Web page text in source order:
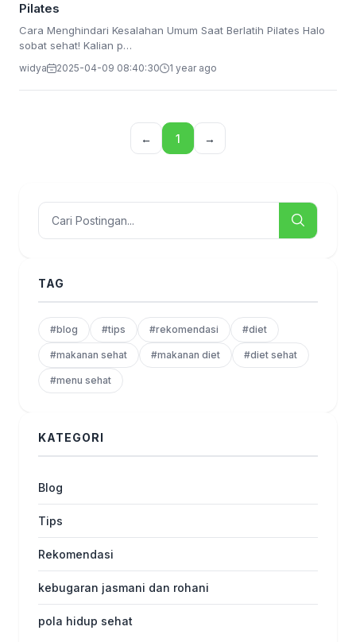
Pilates
Cara Menghindari Kesalahan Umum Saat Berlatih Pilates Halo
sobat sehat! Kalian p…
widya 2025-04-09 08:40:30 1 year ago
← 1 →
TAG
#blog #tips #rekomendasi #diet
#makanan sehat #makanan diet #diet sehat
#menu sehat
KATEGORI
Blog
Tips
Rekomendasi
kebugaran jasmani dan rohani
pola hidup sehat